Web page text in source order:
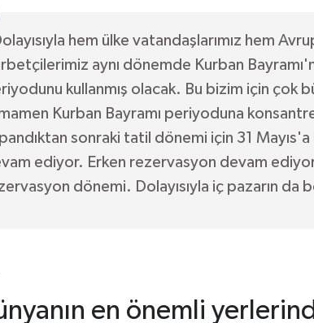
hem ülke vatandaşlarımız hem
aynı dönemde Kurban
kullanmış olacak. Bu bizim için çok
Kurban Bayramı periyoduna
sonraki tatil dönemi için 31
ediyor. Erken rezervasyon devam
dönemi. Dolayısıyla iç pazarın da
en önemli